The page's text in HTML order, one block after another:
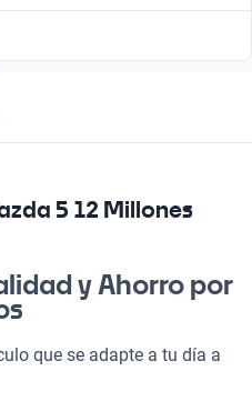
5 12 Millones
y Ahorro por
que se adapte a tu día a
de pesos es justo lo que